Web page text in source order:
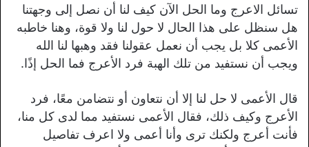
تسائل الاعرج وما الحل الآن كيف لنا أن نصل إلى وجهتنا
هل سنظل على هذا الحال لا حول لنا ولا قوة، وهنا خاطبه
الأعمى كلا بل يجب أن نعمل عقولنا فقد وهبها لنا الله
ويجب أن نستفيد من تلك الهبة فرد الأعرج فما الحل إذًا.
قال الأعمى لا حل لنا إلا أن نتعاون أو نتضامن معًا، فرد
الأعرج وكيف ذلك، فقال الأعمى نستفيد مما لدى كل منا،
فأنت أعرج ولكنك ترى وأنا أعمى ولا اعرف تفاصيل